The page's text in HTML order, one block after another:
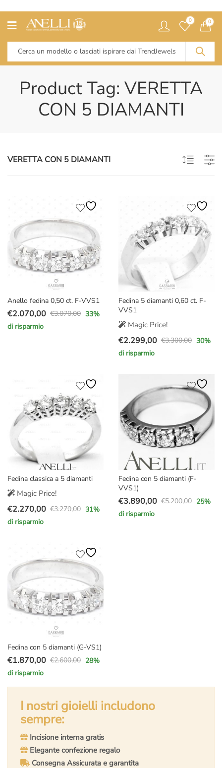
0 0
Product Tag: VERETTA
CON 5 DIAMANTI
VERETTA CON 5 DIAMANTI
Anello fedina 0,50 ct. F-VVS1
€3.070,00
Il
prezzo
€2.070,00
Il
prezzo
33%
di risparmio
Fedina 5 diamanti 0,60 ct. F-
VVS1
Magic Price!
€3.300,00
Il
prezzo
€3.300,00.
€2.299,00
Il
prezzo
€2.299,00.
30%
di risparmio
Fedina classica a 5 diamanti
Magic Price!
€3.270,00
Il
prezzo
€3.270,00.
€2.270,00
Il
prezzo
€2.270,00.
31%
di risparmio
Fedina con 5 diamanti (F-
VVS1)
€5.200,00
Il
prezzo
€3.890,00
Il
prezzo
25%
di risparmio
Fedina con 5 diamanti (G-VS1)
€2.600,00
Il
prezzo
originale
€2.600,00.
€1.870,00
Il
prezzo
attuale
€1.870,00.
28%
di risparmio
I nostri gioielli includono
sempre:
Incisione interna gratis
Elegante confezione regalo
Consegna Assicurata e garantita